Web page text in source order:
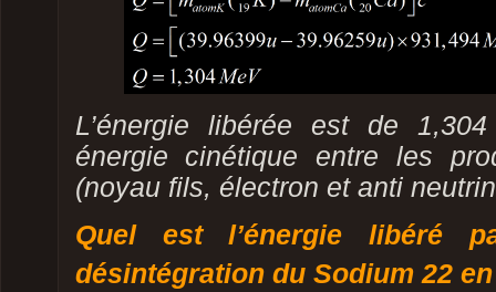
L’énergie libérée est de
énergie cinétique entre les
(noyau fils, électron et anti
Quel est l’énergie libéré
désintégration du Sodium 22